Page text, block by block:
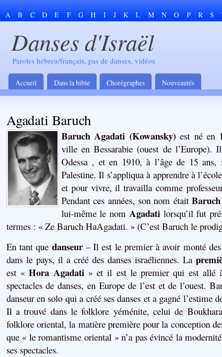
A B C D E F G H I J K L M N O P R S
Danses d'Israël
Paroles hébreu/français, pas de danses, vidéos
Accueil Dans la bible Chorégraphes Nouveautés
Agadati Baruch
Baruch Agadati (Kowansky)est né en
ville en Bessarabie (ouest de l’Europe).
Odessa , et en 1910, à l’âge de 15
Palestine. Il s’appliqua à apprendre à
et pour vivre, il travailla comme
Pendant ces années, son nom était
lui-même le nom Agadatilorsqu’il fut
termes : « Ze Baruch HaAgadati. » (C’est Baruch le
En tant que danseur– Il est le premier à avoir monté des
dans le pays, il a créé des danses israéliennes. La
est «Hora Agadati» et il est le premier qui est allé à
spectacles de danses, en Europe de l’est et de l’ouest.
danseur en solo qui a créé ses danses et a gagné l’estime
Il a trouvé dans le folklore yéménite, celui de
folklore oriental, la matière première pour la conception
que « le romantisme oriental » n’a pas évincé la
ses spectacles.